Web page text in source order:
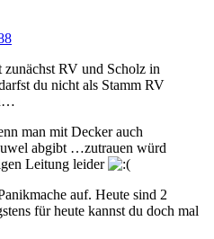
RV und Scholz in
du nicht als Stamm RV
man mit Decker auch
abgibt …zutrauen würd
Leitung leider
auf. Heute sind 2
für heute kannst du doch mal